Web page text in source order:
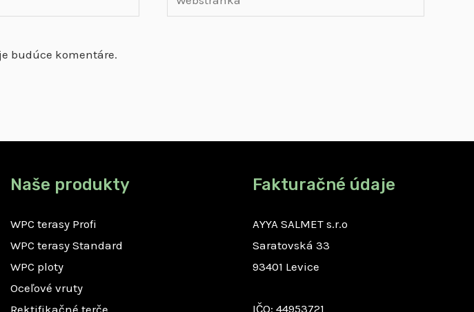
budúce komentáre.
Naše produkty
WPC terasy Profi
WPC terasy Standard
WPC ploty
Oceľové vruty
Fakturačné údaje
AYYA SALMET s.r.o
Saratovská 33
93401 Levice
IČO: 44953721